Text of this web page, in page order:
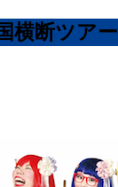
横断ツアー